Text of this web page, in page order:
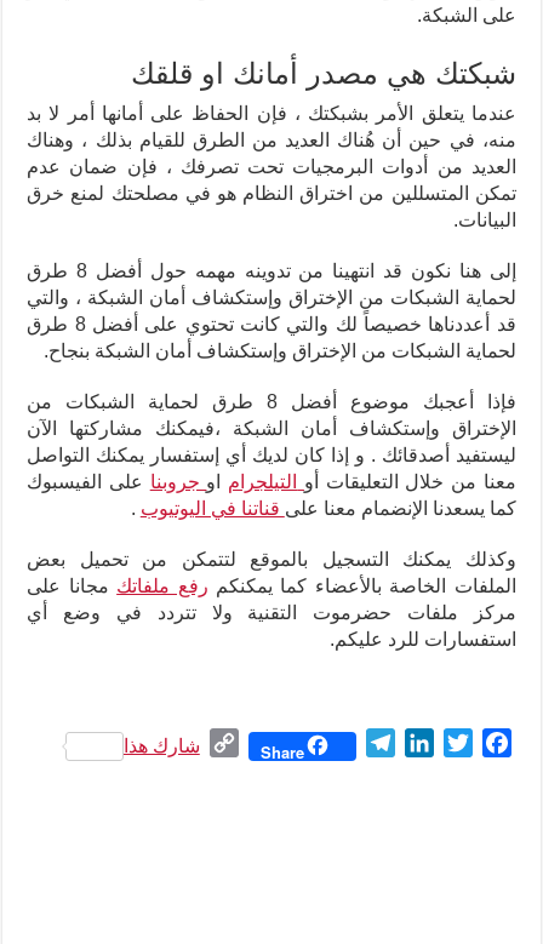
على الشبكة.
شبكتك هي مصدر أمانك او قلقك
عندما يتعلق الأمر بشبكتك ، فإن الحفاظ على أمانها أمر لا بد
منه، في حين أن هُناك العديد من الطرق للقيام بذلك ، وهناك
العديد من أدوات البرمجيات تحت تصرفك ، فإن ضمان عدم
تمكن المتسللين من اختراق النظام هو في مصلحتك لمنع خرق
البيانات.
إلى هنا نكون قد انتهينا من تدوينه مهمه حول أفضل 8 طرق
لحماية الشبكات من الإختراق وإستكشاف أمان الشبكة ، والتي
قد أعددناها خصيصاً لك والتي كانت تحتوي على أفضل 8 طرق
لحماية الشبكات من الإختراق وإستكشاف أمان الشبكة بنجاح.
فإذا أعجبك موضوع أفضل 8 طرق لحماية الشبكات من
الإختراق وإستكشاف أمان الشبكة ،فيمكنك مشاركتها الآن
ليستفيد أصدقائك . و إذا كان لديك أي إستفسار يمكنك التواصل
معنا من خلال التعليقات أو
التيلجراماوجروبناعلى الفيسبوك
كما يسعدنا الإنضمام معنا علىقناتنا في اليوتيوب.
وكذلك يمكنك التسجيل بالموقع لتتمكن من تحميل بعض
الملفات الخاصة بالأعضاء كما يمكنكم رفع ملفاتكمجانا على
مركز ملفات حضرموت التقنية ولا تتردد في وضع أي
استفسارات للرد عليكم.
T
Share
Cشارك هذا